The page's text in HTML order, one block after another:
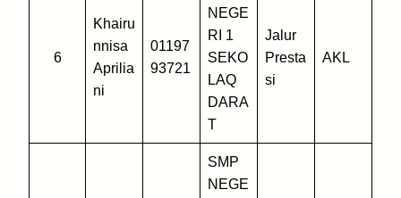
6
Khairu
nnisa
Aprilia
ni
01197
93721
NEGE
RI 1
SEKO
LAQ
DARA
T
Jalur
Presta
si
AKL
SMP
NEGE